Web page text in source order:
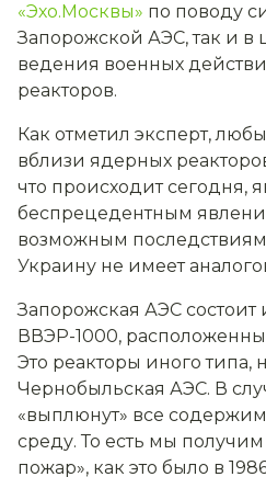
«Эхо.Москвы» по поводу
Запорожской АЭС, так и в
ведения военных
реакторов.
Как отметил эксперт,
вблизи ядерных
что происходит сегодня,
беспрецедентным
возможным
Украину не имеет
Запорожская АЭС состоит
ВВЭР-1000,
Это реакторы иного типа,
Чернобыльская АЭС. В
«выплюнут» все
среду. То есть мы
пожар», как это было в